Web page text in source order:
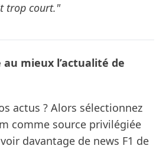
trop court."
mieux l’actualité de
actus ? Alors sélectionnez
comme source privilégiée
davantage de news F1 de